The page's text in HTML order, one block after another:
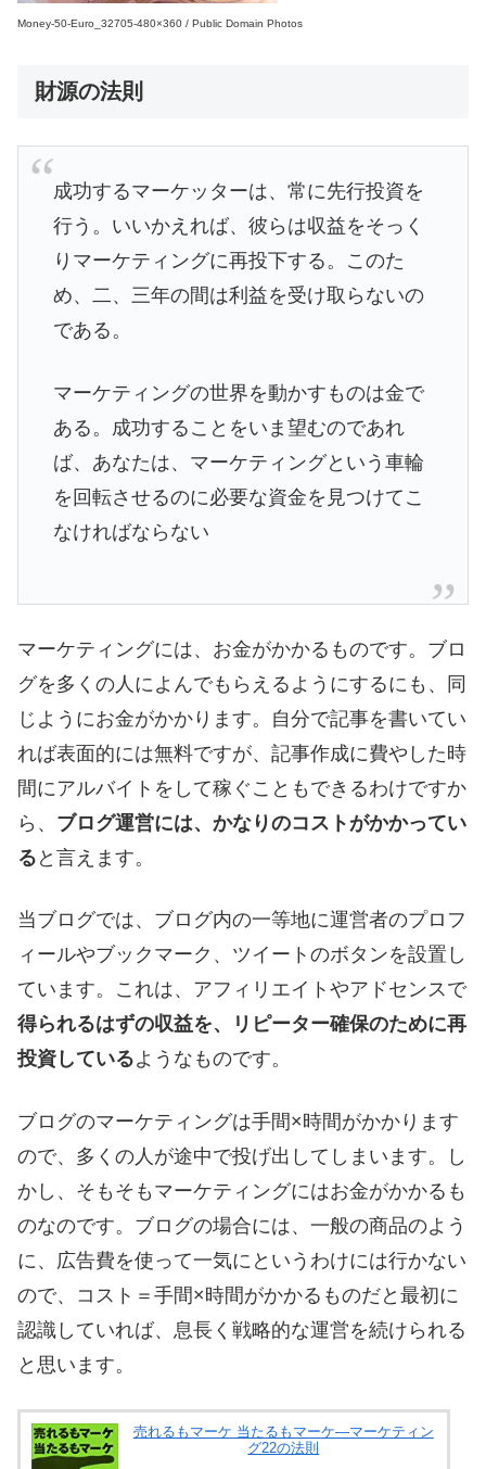
Money-50-Euro_32705-480×360 / Public Domain Photos
財源の法則
成功するマーケッターは、常に先行投資を
行う。いいかえれば、彼らは収益をそっく
りマーケティングに再投下する。このた
め、二、三年の間は利益を受け取らないの
である。
マーケティングの世界を動かすものは金で
ある。成功することをいま望むのであれ
ば、あなたは、マーケティングという車輪
を回転させるのに必要な資金を見つけてこ
なければならない
マーケティングには、お金がかかるものです。ブロ
グを多くの人によんでもらえるようにするにも、同
じようにお金がかかります。自分で記事を書いてい
れば表面的には無料ですが、記事作成に費やした時
間にアルバイトをして稼ぐこともできるわけですか
ら、 ブログ運営には、かなりのコストがかかってい
る と言えます。
当ブログでは、ブログ内の一等地に運営者のプロフ
ィールやブックマーク、ツイートのボタンを設置し
ています。これは、アフィリエイトやアドセンスで
得られるはずの収益を、リピーター確保のために再
投資しているようなものです。
ブログのマーケティングは手間×時間がかかります
ので、多くの人が途中で投げ出してしまいます。し
かし、そもそもマーケティングにはお金がかかるも
のなのです。ブログの場合には、一般の商品のよう
に、広告費を使って一気にというわけには行かない
ので、コスト＝手間×時間がかかるものだと最初に
認識していれば、息長く戦略的な運営を続けられる
と思います。
売れるもマーケ 当たるもマーケ―マーケティン
グ22の法則